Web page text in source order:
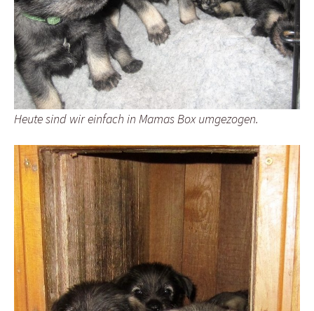
Heute sind wir einfach in Mamas Box umgezogen.